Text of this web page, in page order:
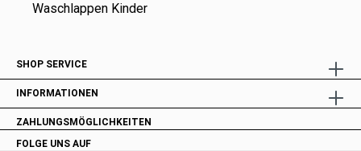
Waschlappen Kinder
SHOP SERVICE
INFORMATIONEN
ZAHLUNGSMÖGLICHKEITEN
FOLGE UNS AUF